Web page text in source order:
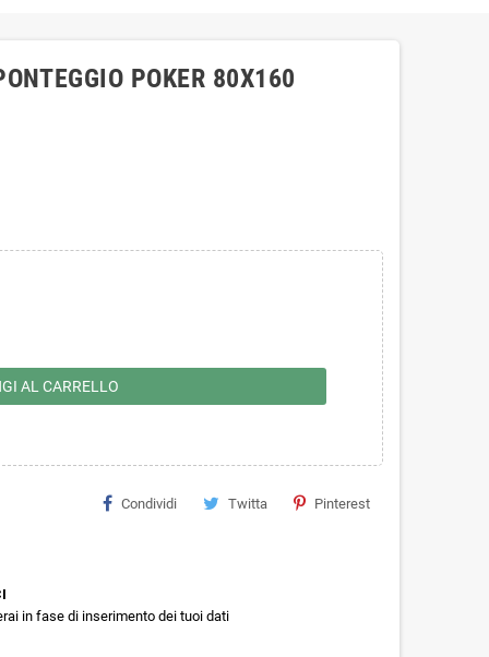
POKER 80X160
AL CARRELLO
Condividi Twitta Pinterest
in fase di inserimento dei tuoi dati